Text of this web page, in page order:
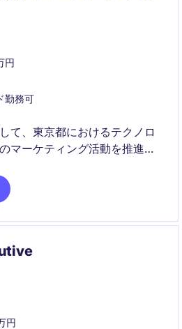
円
勤務可
て、東京都におけるテクノロ
マーケティング活動を推進し
担い、ビジネス目標の達成に
円